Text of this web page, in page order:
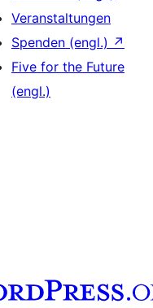
Veranstaltungen
Spenden (engl.) ↗
Five for the Future
(engl.)